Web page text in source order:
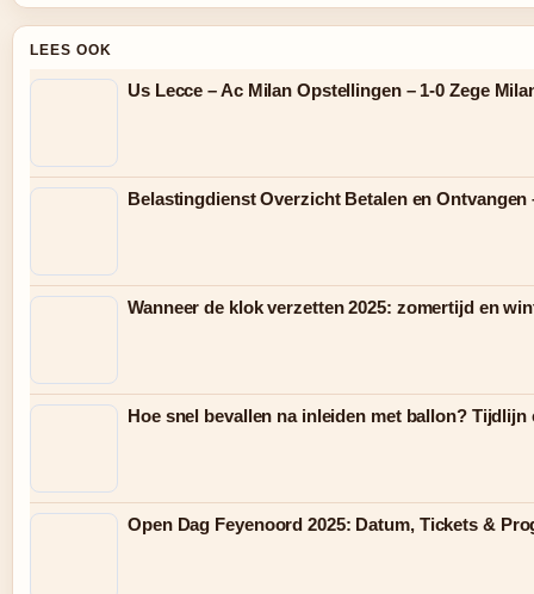
LEES OOK
Us Lecce – Ac Milan Opstellingen – 1-0 Zege
Belastingdienst Overzicht Betalen en
Wanneer de klok verzetten 2025: zomertijd en
Hoe snel bevallen na inleiden met ballon? Tijdlijn
Open Dag Feyenoord 2025: Datum, Tickets &